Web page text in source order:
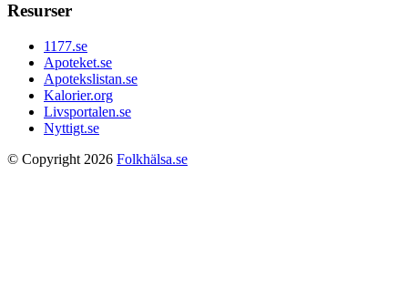
Resurser
1177.se
Apoteket.se
Apotekslistan.se
Kalorier.org
Livsportalen.se
Nyttigt.se
© Copyright 2026 Folkhälsa.se